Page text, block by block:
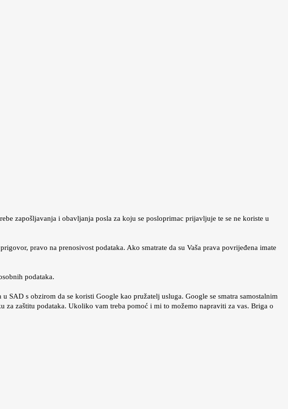
zapošljavanja i obavljanja posla za koju se posloprimac prijavljuje te se ne koriste u
pravo na prenosivost podataka. Ako smatrate da su Vaša prava povrijeđena imate
podataka.
s obzirom da se koristi Google kao pružatelj usluga. Google se smatra samostalnim
zaštitu podataka. Ukoliko vam treba pomoć i mi to možemo napraviti za vas. Briga o